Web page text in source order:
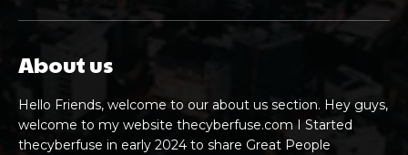
About us
Hello Friends, welcome to our about us section. Hey guys,
welcome to my website thecyberfuse.com I Started
thecyberfuse in early 2024 to share Great People